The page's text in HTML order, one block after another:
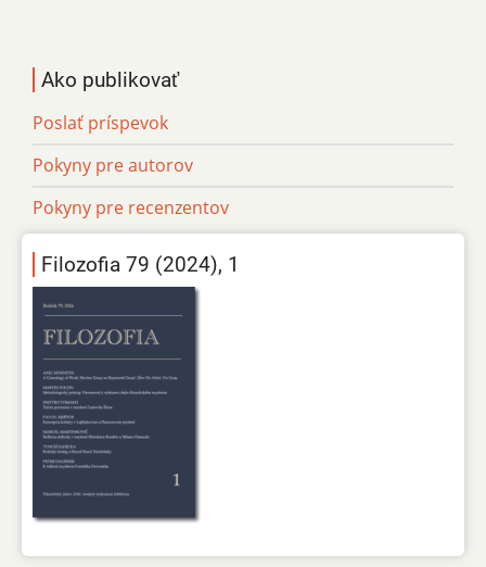
Ako publikovať
Poslať príspevok
Pokyny pre autorov
Pokyny pre recenzentov
Filozofia 79 (2024), 1